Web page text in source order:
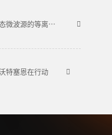
上一条：SEMICON China—基于Wattsine固态微波源的等离子体源备受关注
特塞恩在行动